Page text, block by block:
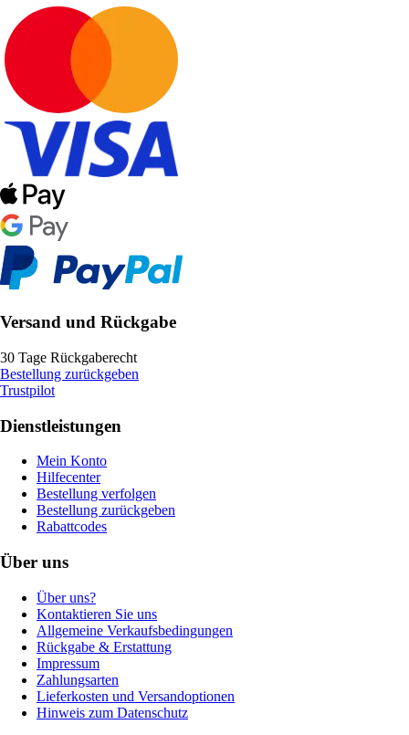
Versand und Rückgabe
30 Tage Rückgaberecht
Bestellung zurückgeben
Trustpilot
Dienstleistungen
Mein Konto
Hilfecenter
Bestellung verfolgen
Bestellung zurückgeben
Rabattcodes
Über uns
Über uns?
Kontaktieren Sie uns
Allgemeine Verkaufsbedingungen
Rückgabe & Erstattung
Impressum
Zahlungsarten
Lieferkosten und Versandoptionen
Hinweis zum Datenschutz